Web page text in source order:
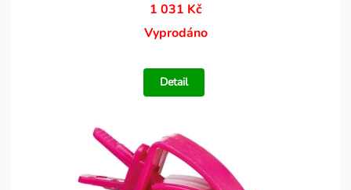
1 031 Kč
Vyprodáno
Detail